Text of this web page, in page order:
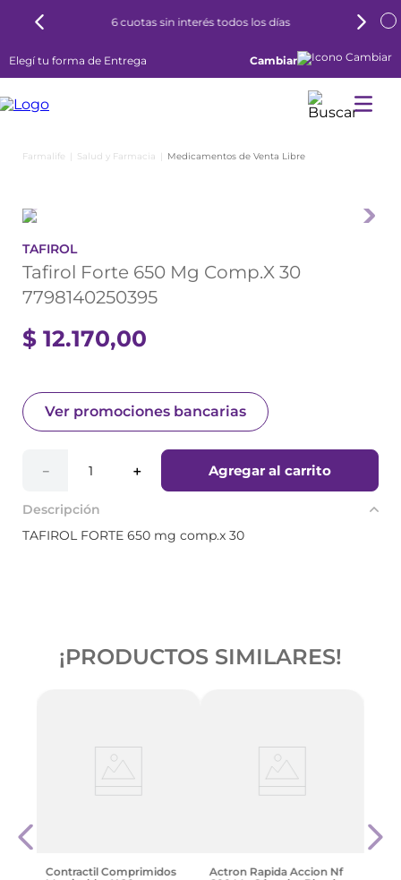
6 cuotas sin interés todos los días
Elegí tu forma de Entrega Cambiar
Salud y Farmacia Medicamentos de Venta Libre
TAFIROL
Tafirol Forte 650 Mg Comp.X 30
7798140250395
$ 12.170,00
Ver promociones bancarias
＋
－ Agregar al carrito
Descripción
TAFIROL FORTE 650 mg comp.x 30
¡PRODUCTOS SIMILARES!
Contractil Comprimidos
Actron Rapida Accion Nf